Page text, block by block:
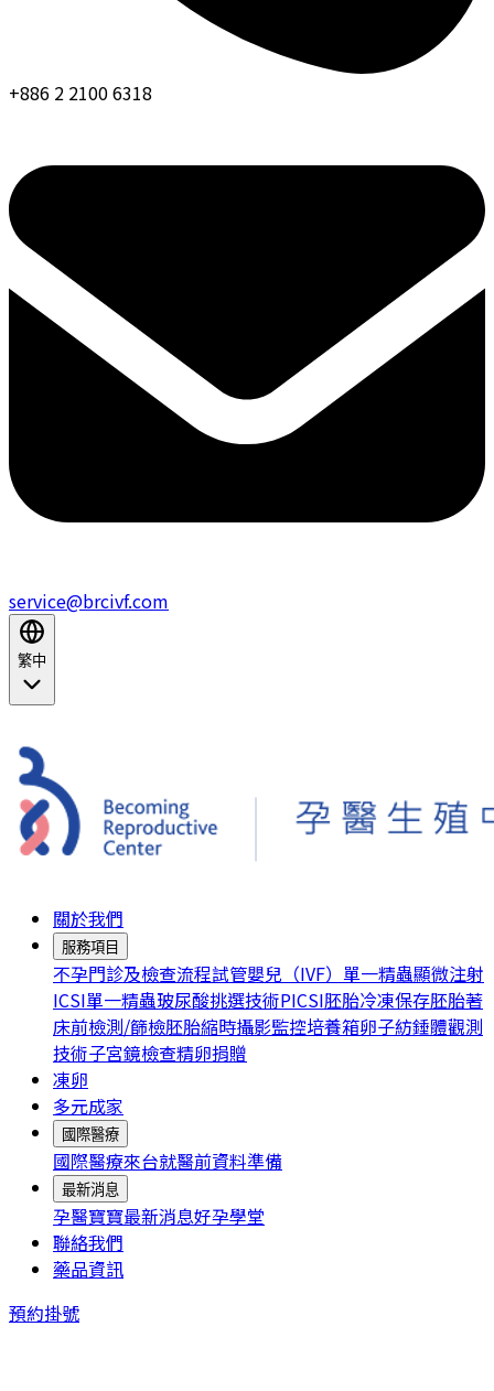
+886 2 2100 6318
service@brcivf.com
繁中
關於我們
服務項目
不孕門診及檢查流程試管嬰兒（IVF） 單一精蟲顯微注射
ICSI單一精蟲玻尿酸挑選技術PICSI胚胎冷凍保存胚胎著
床前檢測/篩檢胚胎縮時攝影監控培養箱卵子紡錘體觀測
技術子宮鏡檢查精卵捐贈
凍卵
多元成家
國際醫療
國際醫療來台就醫前資料準備
最新消息
孕醫寶寶最新消息好孕學堂
聯絡我們
藥品資訊
預約掛號